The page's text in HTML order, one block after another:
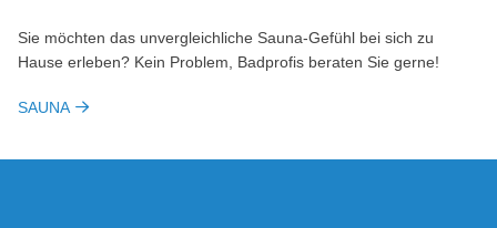
Sie möchten das unvergleichliche Sauna-Gefühl bei sich zu
Hause erleben? Kein Problem, Badprofis beraten Sie gerne!
SAUNA